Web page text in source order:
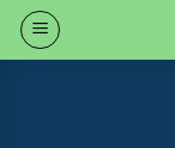
Skip